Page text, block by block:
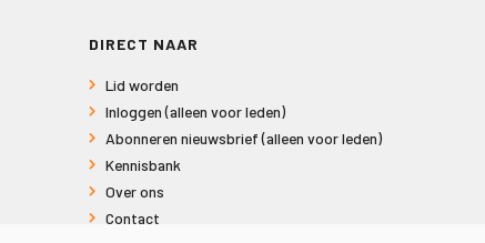
DIRECT NAAR
Lid worden
Inloggen (alleen voor leden)
Abonneren nieuwsbrief (alleen voor leden)
Kennisbank
Over ons
Contact